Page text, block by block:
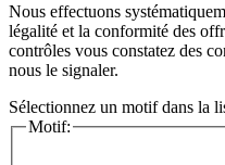
Nous effectuons
légalité et la conformité des
contrôles vous constatez des
nous le signaler.
Sélectionnez un motif dans la
Motif: